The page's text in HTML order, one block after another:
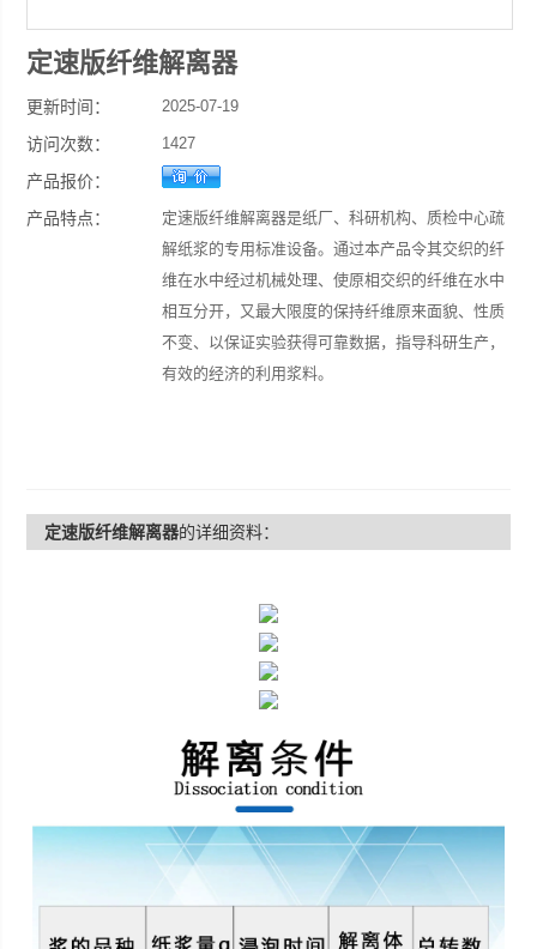
定速版纤维解离器
更新时间： 2025-07-19
访问次数： 1427
产品报价：
产品特点：
定速版纤维解离器是纸厂、科研机构、质检中心疏
解纸浆的专用标准设备。通过本产品令其交织的纤
维在水中经过机械处理、使原相交织的纤维在水中
相互分开，又最大限度的保持纤维原来面貌、性质
不变、以保证实验获得可靠数据，指导科研生产，
有效的经济的利用浆料。
定速版纤维解离器的详细资料：